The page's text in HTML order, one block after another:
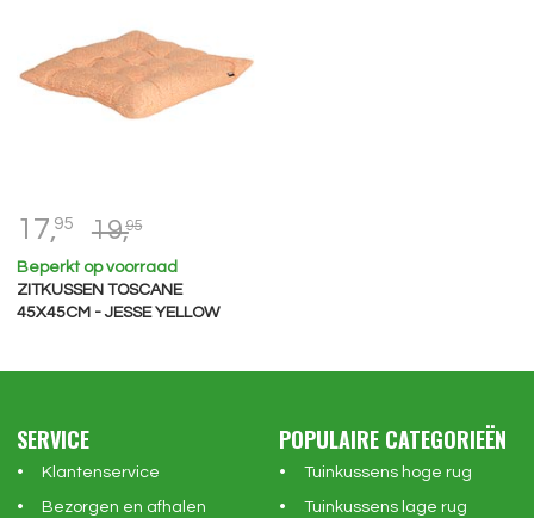
17,95 19,95
Beperkt op voorraad
ZITKUSSEN TOSCANE
45X45CM - JESSE YELLOW
SERVICE
Klantenservice
Bezorgen en afhalen
POPULAIRE CATEGORIEËN
Tuinkussens hoge rug
Tuinkussens lage rug